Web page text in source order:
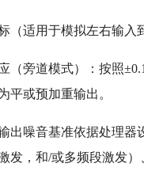
（适用于模拟左右输入
（旁道模式）：按照
平或预加重输出。
出噪音基准依据处理器
发，和/或多频段激发